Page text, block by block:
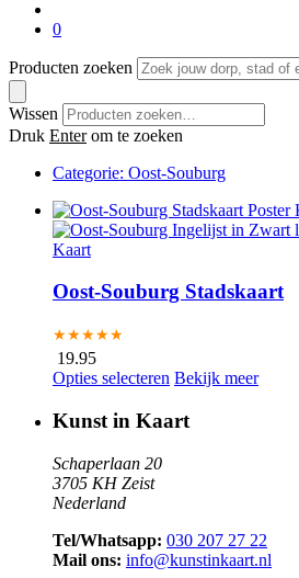
0
Producten zoeken
Wissen
Druk Enterom te zoeken
Categorie: Oost-Souburg
Oost-Souburg Stadskaart
★★★★★
19.95
Opties selecteren Bekijk meer
Kunst in Kaart
Schaperlaan 20
3705 KH Zeist
Nederland
Tel/Whatsapp: 030 207 27 22
Mail ons: info@kunstinkaart.nl